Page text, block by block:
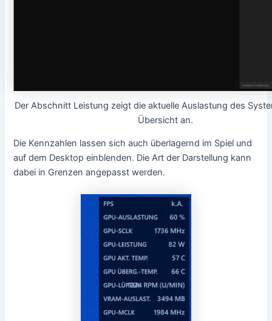
Der Abschnitt Leistung zeigt die aktuelle Auslastung des
Übersicht an.
Die Kennzahlen lassen sich auch überlagernd im Spiel und
auf dem Desktop einblenden. Die Art der Darstellung kann
dabei in Grenzen angepasst werden.